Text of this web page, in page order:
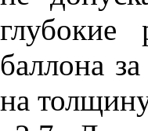
баллона
на